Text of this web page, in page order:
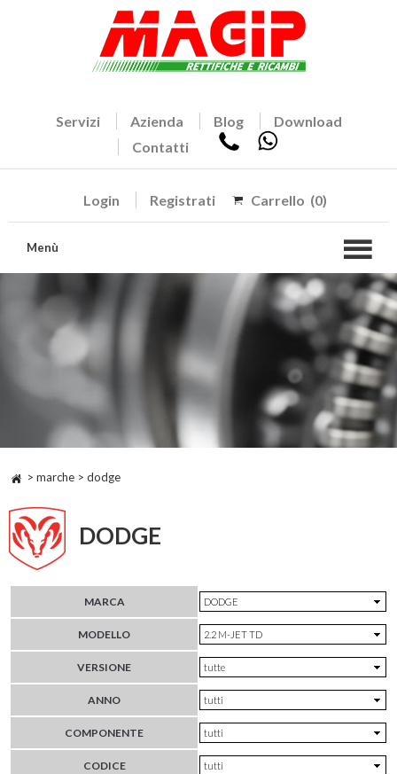
Servizi Azienda Blog
Download
Contatti
Login Registrati Carrello (0)
Menù
> marche > dodge
DODGE
MARCA
MODELLO
VERSIONE
ANNO
COMPONENTE
CODICE